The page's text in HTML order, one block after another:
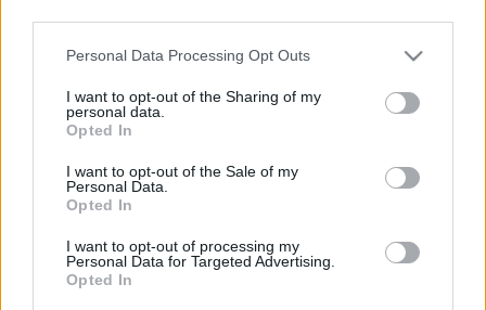
Please note that this website/app uses one or more Google
not limited to your visit or usage behaviour. You may click to
grant or deny consent to Google and its third-party tags to
use your data for below specified purposes in below Google
consent section.
Personal Data Processing Opt Outs
I want to opt-out of the Sharing of my
personal data.
Opted In
I want to opt-out of the Sale of my
Personal Data.
Opted In
I want to opt-out of processing my
Personal Data for Targeted Advertising.
Opted In
növelése iránt ? fűzte hozzá.
Hortobágynak megkerülhetetlen szerepe van az
értékőrzésben, mind az állattartás hagyományai, mind a
népszokások, mind a pusztai gasztronómia területén ? tette